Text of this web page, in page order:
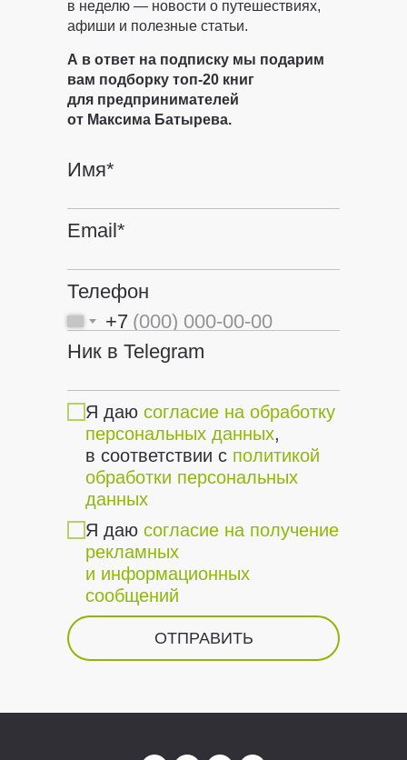
в неделю — новости о путешествиях,
афиши и полезные статьи.
Имя*
Email*
Телефон
+7
Ник в Telegram
Я даю согласие на обработку
персональных данных,
в соответствии с политикой
обработки персональных
данных
Я даю согласие на получение
рекламных
и информационных
сообщений
ОТПРАВИТЬ
А в ответ на подписку мы подарим
вам подборку топ-20 книг
для предпринимателей
от Максима Батырева.